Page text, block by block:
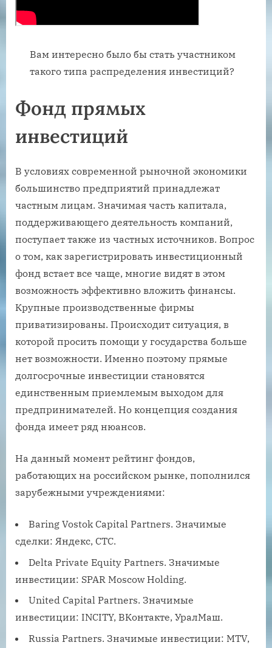
Вам интересно было бы стать участником
такого типа распределения инвестиций?
Фонд прямых
инвестиций
В условиях современной рыночной экономики
большинство предприятий принадлежат
частным лицам. Значимая часть капитала,
поддерживающего деятельность компаний,
поступает также из частных источников. Вопрос
о том, как зарегистрировать инвестиционный
фонд встает все чаще, многие видят в этом
возможность эффективно вложить финансы.
Крупные производственные фирмы
приватизированы. Происходит ситуация, в
которой просить помощи у государства больше
нет возможности. Именно поэтому прямые
долгосрочные инвестиции становятся
единственным приемлемым выходом для
предпринимателей. Но концепция создания
фонда имеет ряд нюансов.
На данный момент рейтинг фондов,
работающих на российском рынке, пополнился
зарубежными учреждениями:
Baring Vostok Capital Partners. Значимые
сделки: Яндекс, СТС.
Delta Private Equity Partners. Значимые
инвестиции: SPAR Moscow Holding.
United Capital Partners. Значимые
инвестиции: INCITY, ВКонтакте, УралМаш.
Russia Partners. Значимые инвестиции: MTV,